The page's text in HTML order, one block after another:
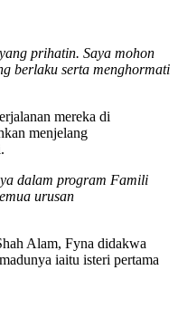
prihatin. Saya mohon
berlaku serta menghormati
mereka di
menjelang
dalam program Famili
urusan
Alam, Fyna didakwa
iaitu isteri pertama